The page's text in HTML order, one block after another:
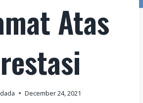
Atas
December 24, 2021